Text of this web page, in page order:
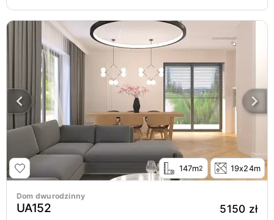
147m2 19x24m
Dom dwurodzinny
UA152 5150 zł